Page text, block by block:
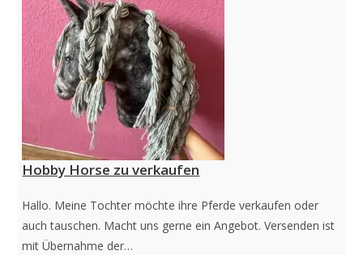
Hobby Horse zu verkaufen
Hallo. Meine Tochter möchte ihre Pferde verkaufen oder
auch tauschen. Macht uns gerne ein Angebot. Versenden ist
mit Übernahme der…